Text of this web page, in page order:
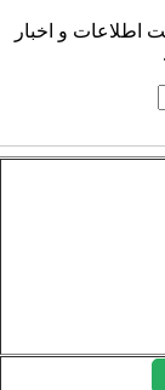
اطلاعات و اخبار